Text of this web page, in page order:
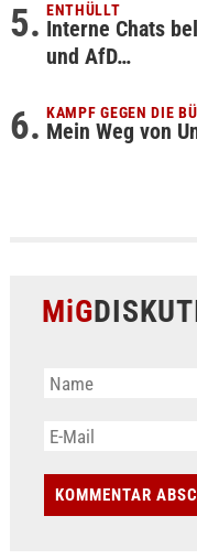
ENTHÜLLT
Interne Chats
und AfD…
KAMPF GEGEN DIE
Mein Weg von
MiG